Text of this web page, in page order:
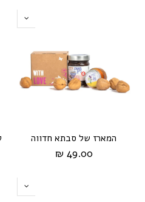
המארז של סבתא חדווה
49.00 ₪